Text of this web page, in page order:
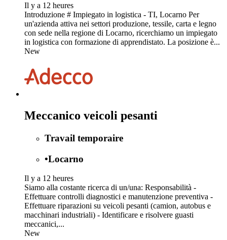
Il y a 12 heures
Introduzione # Impiegato in logistica - TI, Locarno Per
un'azienda attiva nei settori produzione, tessile, carta e legno
con sede nella regione di Locarno, ricerchiamo un impiegato
in logistica con formazione di apprendistato. La posizione è...
New
Meccanico veicoli pesanti
Travail temporaire
•Locarno
Il y a 12 heures
Siamo alla costante ricerca di un/una: Responsabilità -
Effettuare controlli diagnostici e manutenzione preventiva -
Effettuare riparazioni su veicoli pesanti (camion, autobus e
macchinari industriali) - Identificare e risolvere guasti
meccanici,...
New